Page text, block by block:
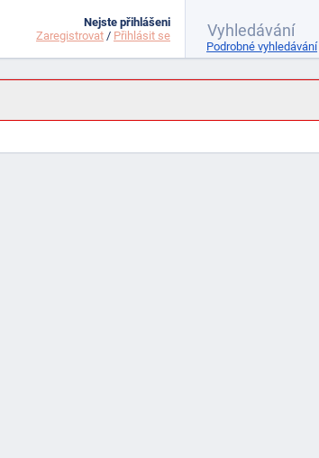
Nejste přihlášeni
Zaregistrovat / Přihlásit se
Podrobné vyhledávání